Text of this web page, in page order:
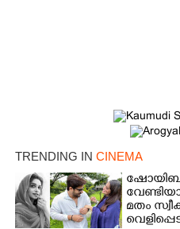
TRENDING IN CINEMA
മതം